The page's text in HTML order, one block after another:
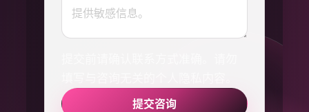
提交咨询